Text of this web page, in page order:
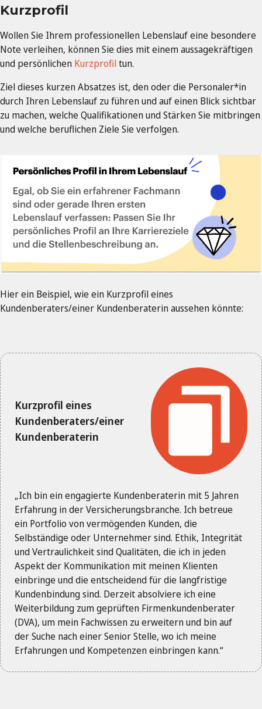
Kurzprofil
Wollen Sie Ihrem professionellen Lebenslauf eine besondere
Note verleihen, können Sie dies mit einem aussagekräftigen
und persönlichen Kurzprofiltun.
Ziel dieses kurzen Absatzes ist, den oder die Personaler*in
durch Ihren Lebenslauf zu führen und auf einen Blick sichtbar
zu machen, welche Qualifikationen und Stärken Sie mitbringen
und welche beruflichen Ziele Sie verfolgen.
Hier ein Beispiel, wie ein Kurzprofil eines
Kundenberaters/einer Kundenberaterin aussehen könnte:
Kurzprofil eines
Kundenberaters/einer
Kundenberaterin
„Ich bin ein engagierte Kundenberaterin mit 5 Jahren
Erfahrung in der Versicherungsbranche. Ich betreue
ein Portfolio von vermögenden Kunden, die
Selbständige oder Unternehmer sind. Ethik, Integrität
und Vertraulichkeit sind Qualitäten, die ich in jeden
Aspekt der Kommunikation mit meinen Klienten
einbringe und die entscheidend für die langfristige
Kundenbindung sind. Derzeit absolviere ich eine
Weiterbildung zum geprüften Firmenkundenberater
(DVA), um mein Fachwissen zu erweitern und bin auf
der Suche nach einer Senior Stelle, wo ich meine
Erfahrungen und Kompetenzen einbringen kann.“